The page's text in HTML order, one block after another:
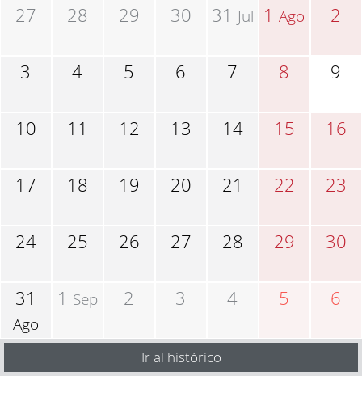
27 28 29 30 31 Jul 1Ago 2
3 4 5 6 7 8 9
10 11 12 13 14 15 16
17 18 19 20 21 22 23
24 25 26 27 28 29 30
31
Ago
1 Sep 2 3 4 5 6
Ir al histórico